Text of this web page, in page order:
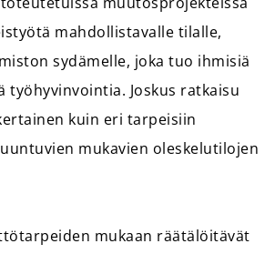
mahdollistavalle tilalle,
sydämelle, joka tuo ihmisiä
työhyvinvointia. Joskus ratkaisu
kuin eri tarpeisiin
mukavien oleskelutilojen
mukaan räätälöitävät